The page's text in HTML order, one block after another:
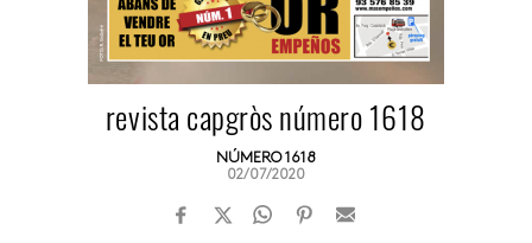
revista capgròs número 1618
NÚMERO 1618
02/07/2020